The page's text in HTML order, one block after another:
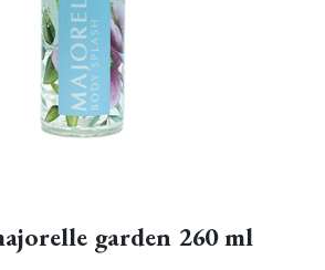
garden 260 ml